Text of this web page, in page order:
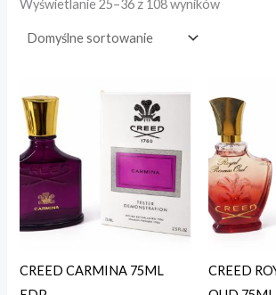
Wyświetlanie 25–36 z 108 wyników
CREED CARMINA 75ML
CREED